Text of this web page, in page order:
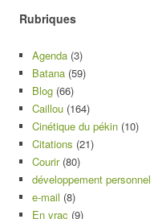
Rubriques
Agenda (3)
Batana (59)
Blog (66)
Caillou (164)
Cinétique du pékin (10)
Citations (21)
Courir(80)
développement personnel
e-mail (8)
En vrac (9)